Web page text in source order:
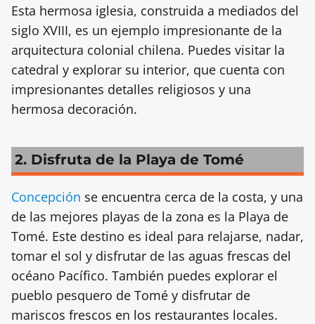
Esta hermosa iglesia, construida a mediados del
siglo XVIII, es un ejemplo impresionante de la
arquitectura colonial chilena. Puedes visitar la
catedral y explorar su interior, que cuenta con
impresionantes detalles religiosos y una
hermosa decoración.
2. Disfruta de la Playa de Tomé
Concepción se encuentra cerca de la costa, y una
de las mejores playas de la zona es la Playa de
Tomé. Este destino es ideal para relajarse, nadar,
tomar el sol y disfrutar de las aguas frescas del
océano Pacífico. También puedes explorar el
pueblo pesquero de Tomé y disfrutar de
mariscos frescos en los restaurantes locales.